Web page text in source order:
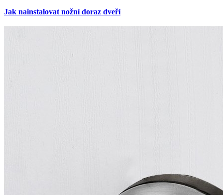
Jak nainstalovat nožní doraz dveří